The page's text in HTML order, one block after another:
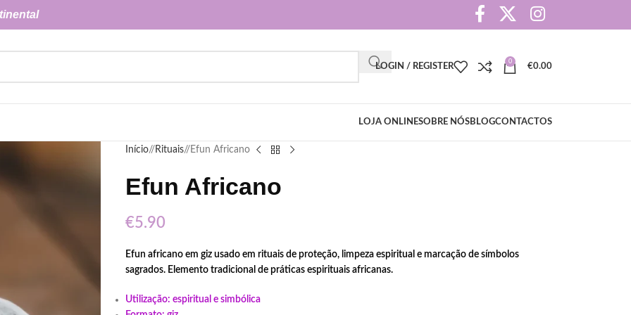
LOGIN / REGISTER
0
€0.00
LOJA ONLINESOBRE NÓSBLOGCONTACTOS
Início/ Rituais/ Efun Africano
Efun Africano
€5.90
Efun africano em giz usado em rituais de proteção, limpeza espiritual e marcação de símbolos
sagrados. Elemento tradicional de práticas espirituais africanas.
Utilização: espiritual e simbólica